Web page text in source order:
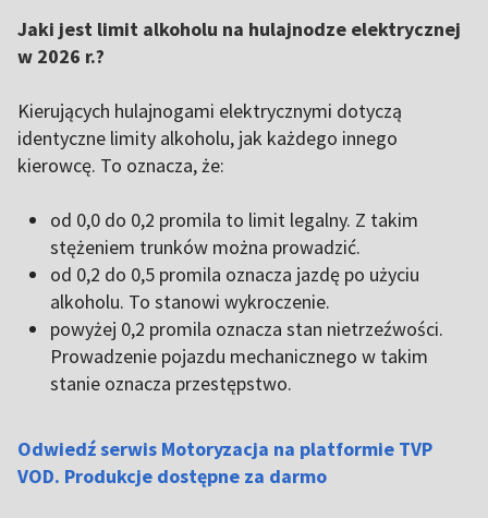
Jaki jest limit alkoholu na hulajnodze elektrycznej
w 2026 r.?
Kierujących hulajnogami elektrycznymi dotyczą
identyczne limity alkoholu, jak każdego innego
kierowcę. To oznacza, że:
od 0,0 do 0,2 promila to limit legalny. Z takim
stężeniem trunków można prowadzić.
od 0,2 do 0,5 promila oznacza jazdę po użyciu
alkoholu. To stanowi wykroczenie.
powyżej 0,2 promila oznacza stan nietrzeźwości.
Prowadzenie pojazdu mechanicznego w takim
stanie oznacza przestępstwo.
Odwiedź serwis Motoryzacja na platformie TVP
VOD. Produkcje dostępne za darmo